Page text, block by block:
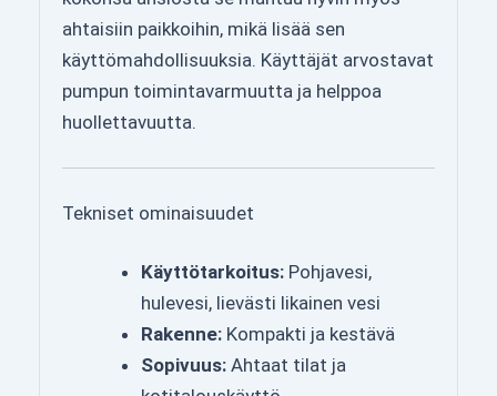
ahtaisiin paikkoihin, mikä lisää sen
käyttömahdollisuuksia. Käyttäjät arvostavat
pumpun toimintavarmuutta ja helppoa
huollettavuutta.
Tekniset ominaisuudet
Käyttötarkoitus: Pohjavesi,
hulevesi, lievästi likainen vesi
Rakenne: Kompakti ja kestävä
Sopivuus: Ahtaat tilat ja